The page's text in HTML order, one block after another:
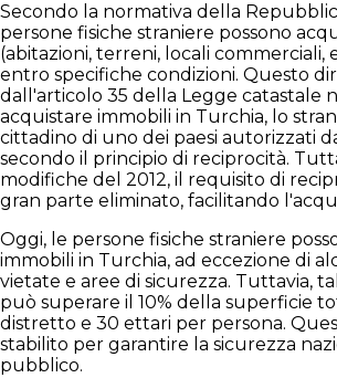
Secondo la normativa della
persone fisiche straniere possono
(abitazioni, terreni, locali commerciali,
entro specifiche condizioni. Questo
dall'articolo 35 della Legge catastale
acquistare immobili in Turchia, lo
cittadino di uno dei paesi autorizzati
secondo il principio di reciprocità.
modifiche del 2012, il requisito di
gran parte eliminato, facilitando
Oggi, le persone fisiche straniere
immobili in Turchia, ad eccezione di
vietate e aree di sicurezza. Tuttavia,
può superare il 10% della superficie
distretto e 30 ettari per persona.
stabilito per garantire la sicurezza
pubblico.